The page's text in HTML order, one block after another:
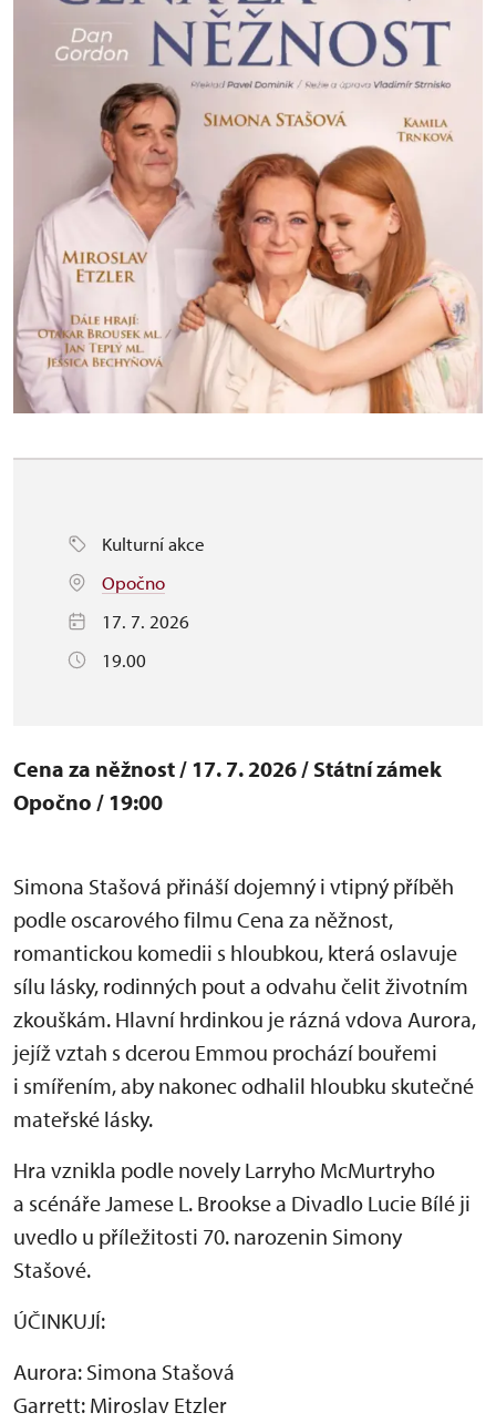
Kulturní akce
Opočno
17. 7. 2026
19.00
Cena za něžnost / 17. 7. 2026 / Státní zámek
Opočno / 19:00
Simona Stašová přináší dojemný i vtipný příběh
podle oscarového filmu Cena za něžnost,
romantickou komedii s hloubkou, která oslavuje
sílu lásky, rodinných pout a odvahu čelit životním
zkouškám. Hlavní hrdinkou je rázná vdova Aurora,
jejíž vztah s dcerou Emmou prochází bouřemi
i smířením, aby nakonec odhalil hloubku skutečné
mateřské lásky.
Hra vznikla podle novely Larryho McMurtryho
a scénáře Jamese L. Brookse a Divadlo Lucie Bílé ji
uvedlo u příležitosti 70. narozenin Simony
Stašové.
ÚČINKUJÍ:
Aurora: Simona Stašová
Garrett: Miroslav Etzler